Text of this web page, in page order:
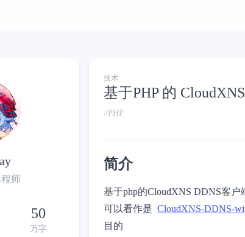
师
50
万字
技术
基于PHP 的
PHP
简介
基于php的CloudXNS DDNS客户
可以看作是 CloudXNS-DDNS-
目的